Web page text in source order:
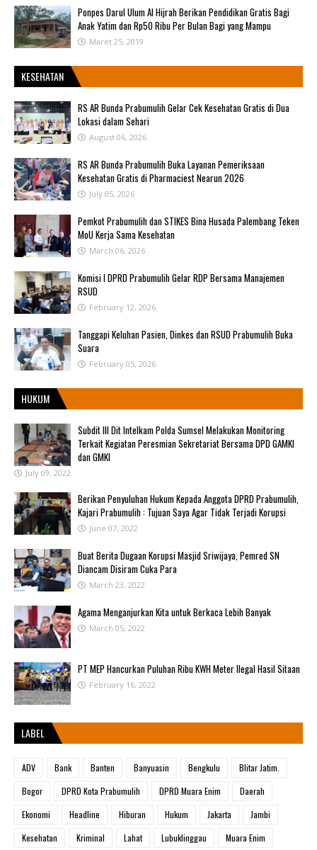
Ponpes Darul Ulum Al Hijrah Berikan Pendidikan Gratis Bagi
Anak Yatim dan Rp50 Ribu Per Bulan Bagi yang Mampu
Maret 25, 2019
KESEHATAN
RS AR Bunda Prabumulih Gelar Cek Kesehatan Gratis di Dua
Lokasi dalam Sehari
August 06, 2026
RS AR Bunda Prabumulih Buka Layanan Pemeriksaan
Kesehatan Gratis di Pharmaciest Nearun 2026
July 05, 2026
Pemkot Prabumulih dan STIKES Bina Husada Palembang Teken
MoU Kerja Sama Kesehatan
March 06, 2026
Komisi I DPRD Prabumulih Gelar RDP Bersama Manajemen
RSUD
February 12, 2026
Tanggapi Keluhan Pasien, Dinkes dan RSUD Prabumulih Buka
Suara
February 05, 2026
HUKUM
Subdit III Dit Intelkam Polda Sumsel Melakukan Monitoring
Terkait Kegiatan Peresmian Sekretariat Bersama DPD GAMKI
dan GMKI
July 09, 2022
Berikan Penyuluhan Hukum Kepada Anggota DPRD Prabumulih,
Kajari Prabumulih : Tujuan Saya Agar Tidak Terjadi Korupsi
June 07, 2022
Buat Berita Dugaan Korupsi Masjid Sriwijaya, Pemred SN
Diancam Disiram Cuka Para
March 23, 2022
Agama Menganjurkan Kita untuk Berkaca Lebih Banyak
March 05, 2022
PT MEP Hancurkan Puluhan Ribu KWH Meter Ilegal Hasil Sitaan
February 16, 2022
LABEL
ADV Bank Banten Banyuasin Bengkulu
Blitar Jatim.
Bogor
DPRD Kota Prabumulih DPRD Muara Enim
Daerah
Ekonomi
Headline Hiburan Hukum Jakarta
Jambi
Kesehatan
Kriminal Lahat Lubuklinggau
Muara Enim